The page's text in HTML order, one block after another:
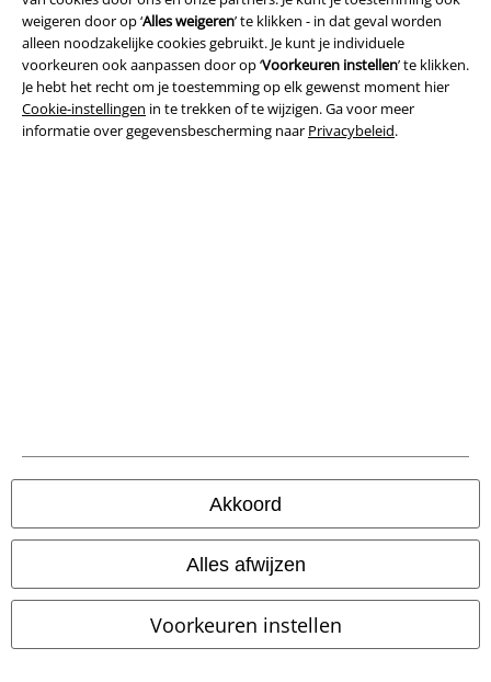
weigeren door op ‘Alles weigeren’ te klikken - in dat geval worden
alleen noodzakelijke cookies gebruikt. Je kunt je individuele
voorkeuren ook aanpassen door op ‘Voorkeuren instellen’ te klikken.
Je hebt het recht om je toestemming op elk gewenst moment hier
Cookie-instellingen in te trekken of te wijzigen. Ga voor meer
informatie over gegevensbescherming naar Privacybeleid.
Akkoord
Alles afwijzen
Voorkeuren instellen
Over Large
Partnerprogramma's
Duurzaamheid
Betaalmethodes